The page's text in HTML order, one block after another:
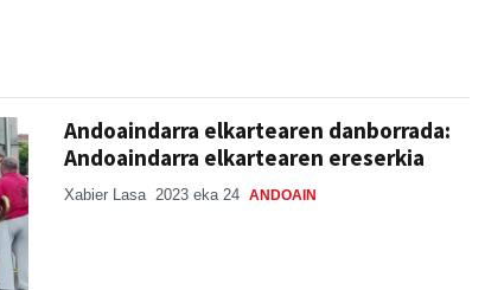
Andoaindarra elkartearen danborrada:
Andoaindarra elkartearen ereserkia
Xabier Lasa 2023 eka 24 ANDOAIN